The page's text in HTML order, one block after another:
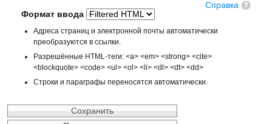
Справка
Формат ввода
Адреса страниц и электронной почты автоматически
преобразуются в ссылки.
Разрешённые HTML-теги: <a> <em> <strong> <cite>
<blockquote> <code> <ul> <ol> <li> <dl> <dt> <dd>
Строки и параграфы переносятся автоматически.